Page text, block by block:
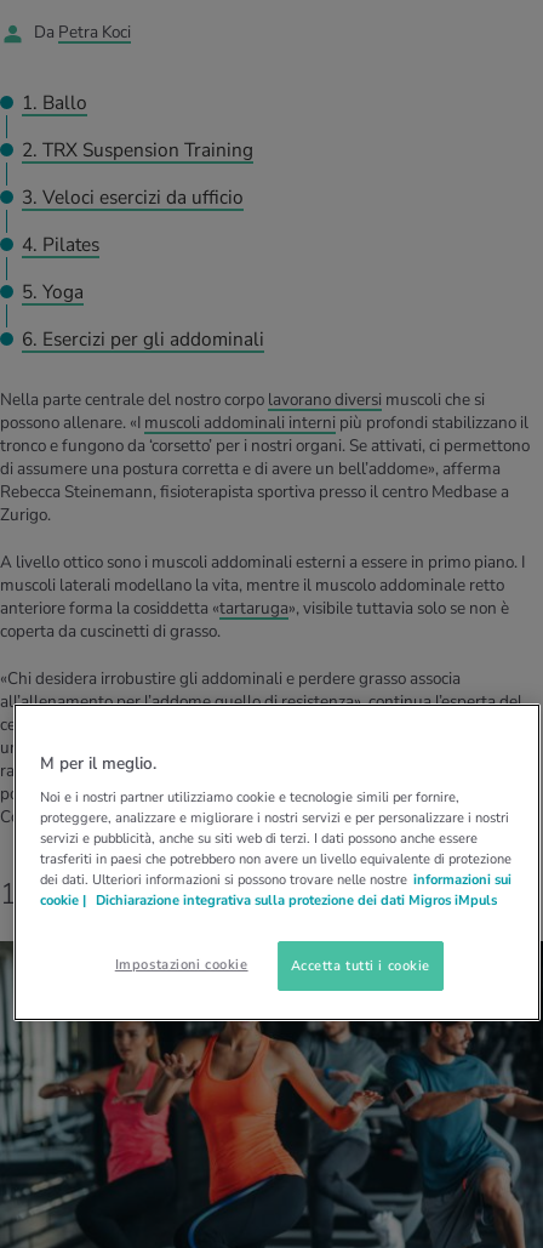
e intolleranze
nutritive
D’ATTUALITÀ NELL’AMBITO ALIMENTAZIONE
Fabbisogno calorico
invernali
Corsa & Jogging
Rilassamento attivo
delle donne
fisici
mediche
D’ATTUALITÀ NELL’AMBITO MEDICINA
Dolori ai nervi
Offerte
Da Petra Koci
1. Ballo
2. TRX Suspension Training
3. Veloci esercizi da ufficio
4. Pilates
5. Yoga
6. Esercizi per gli addominali
Nella parte centrale del nostro corpo lavorano diversi muscoli che si
possono allenare. «I muscoli addominali interni più profondi stabilizzano il
tronco e fungono da ‘corsetto’ per i nostri organi. Se attivati, ci permettono
di assumere una postura corretta e di avere un bell’addome», afferma
Rebecca Steinemann, fisioterapista sportiva presso il centro Medbase a
Zurigo.
A livello ottico sono i muscoli addominali esterni a essere in primo piano. I
muscoli laterali modellano la vita, mentre il muscolo addominale retto
anteriore forma la cosiddetta «tartaruga», visibile tuttavia solo se non è
coperta da cuscinetti di grasso.
«Chi desidera irrobustire gli addominali e perdere grasso associa
all’allenamento per l’addome quello di resistenza», continua l’esperta del
centro Medbase. «Il grasso corporeo viene bruciato soprattutto durante
un’attività sportiva di resistenza, mentre gli esercizi per gli addominali
rafforzano e tendono la parte centrale del corpo. Ciò si ripercuote
positivamente sulla postura e aiuta a prevenire i problemi alla schiena».
Come ottenere addominali al top? Ecco sei idee efficaci.
1. Ballo
M per il meglio.
Noi e i nostri partner utilizziamo cookie e tecnologie simili per fornire,
proteggere, analizzare e migliorare i nostri servizi e per personalizzare i nostri
servizi e pubblicità, anche su siti web di terzi. I dati possono anche essere
trasferiti in paesi che potrebbero non avere un livello equivalente di protezione
dei dati. Ulteriori informazioni si possono trovare nelle nostre informazioni sui
cookie | Dichiarazione integrativa sulla protezione dei dati Migros iMpuls
Impostazioni cookie Accetta tutti i cookie